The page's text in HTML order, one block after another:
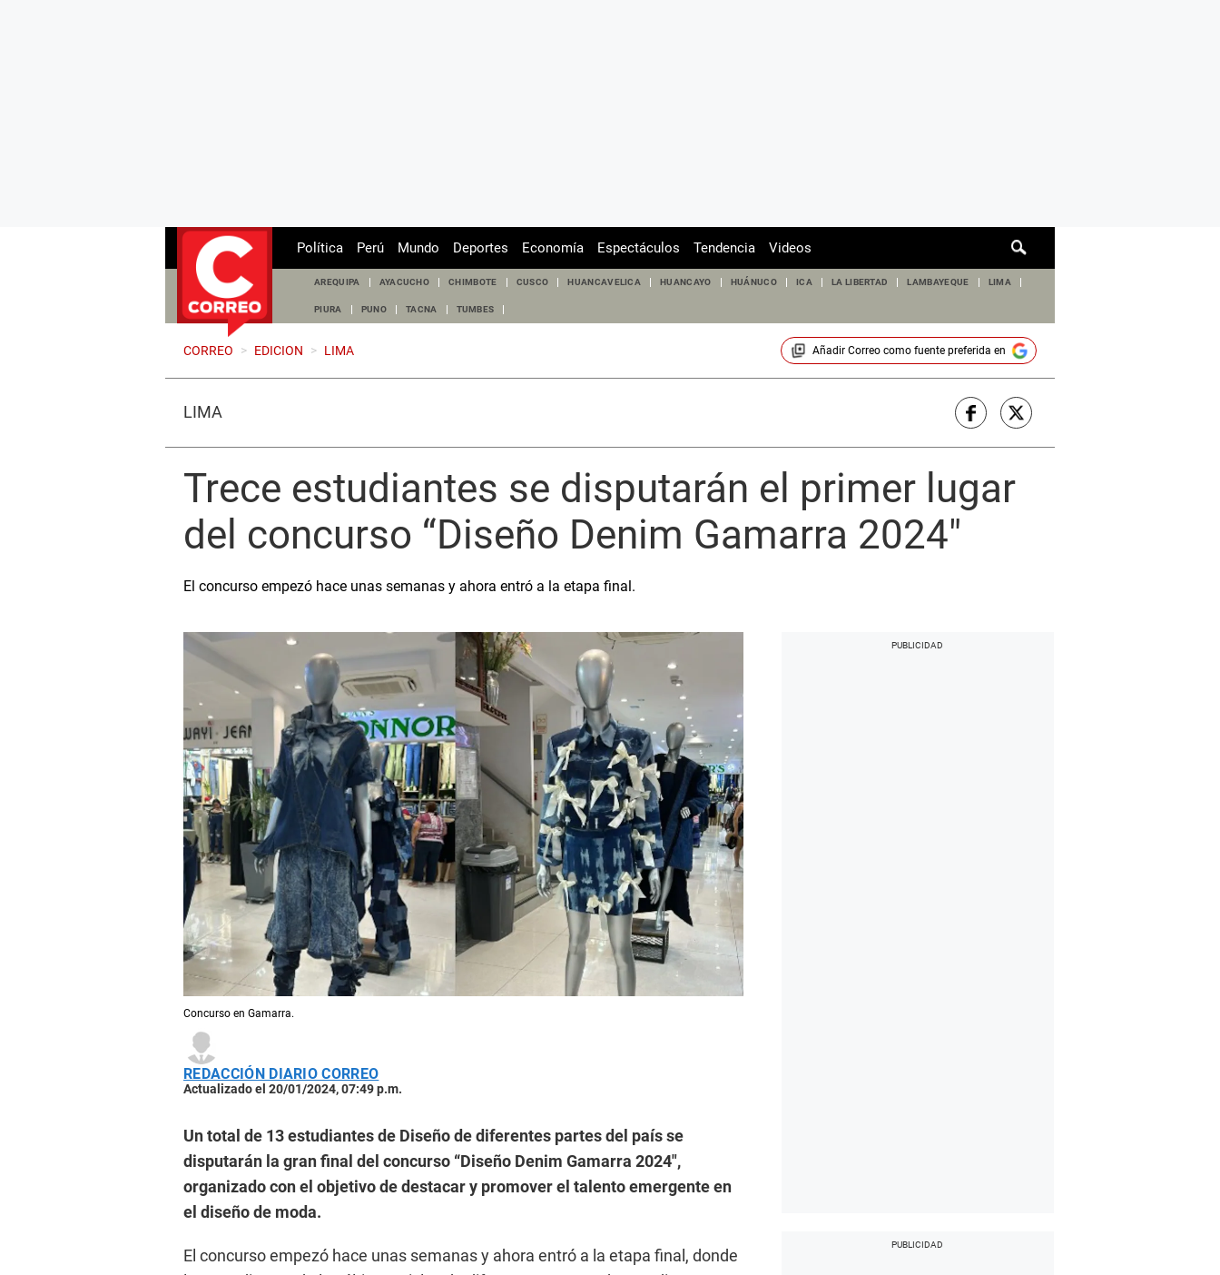
de
Política Perú Mundo Deportes Economía Espectáculos Tendencia Videos
AREQUIPA AYACUCHO CHIMBOTE CUSCO HUANCAVELICA HUANCAYO HUÁNUCO ICA LA LIBERTAD LAMBAYEQUE LIMA
PIURA PUNO TACNA TUMBES
CORREO > EDICION > LIMA Añadir Correocomo fuente preferida en
LIMA
Trece estudiantes se disputarán el primer lugar
del concurso “Diseño Denim Gamarra 2024″
El concurso empezó hace unas semanas y ahora entró a la etapa final.
Concurso en Gamarra.
REDACCIÓN DIARIO CORREO
Actualizado el 20/01/2024, 07:49 p.m.
Un total de 13 estudiantes de Diseño de diferentes partes del país se
disputarán la gran final del concurso “Diseño Denim Gamarra 2024″,
organizado con el objetivo de destacar y promover el talento emergente en
el diseño de moda.
El concurso empezó hace unas semanas y ahora entró a la etapa final, donde